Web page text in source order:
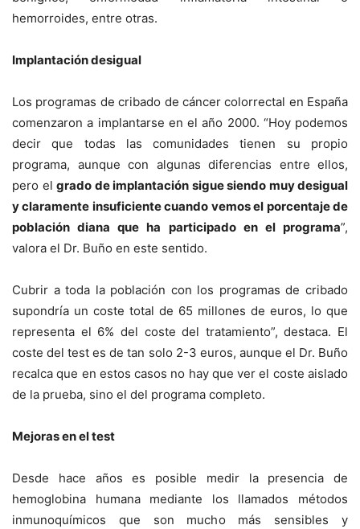
hemorroides, entre otras.
Implantación desigual
Los programas de cribado de cáncer colorrectal en España
comenzaron a implantarse en el año 2000. “Hoy podemos
decir que todas las comunidades tienen su propio
programa, aunque con algunas diferencias entre ellos,
pero el grado de implantación sigue siendo muy desigual
y claramente insuficiente cuando vemos el porcentaje de
población diana que ha participado en el programa”,
valora el Dr. Buño en este sentido.
Cubrir a toda la población con los programas de cribado
supondría un coste total de 65 millones de euros, lo que
representa el 6% del coste del tratamiento”, destaca. El
coste del test es de tan solo 2-3 euros, aunque el Dr. Buño
recalca que en estos casos no hay que ver el coste aislado
de la prueba, sino el del programa completo.
Mejoras en el test
Desde hace años es posible medir la presencia de
hemoglobina humana mediante los llamados métodos
inmunoquímicos que son mucho más sensibles y